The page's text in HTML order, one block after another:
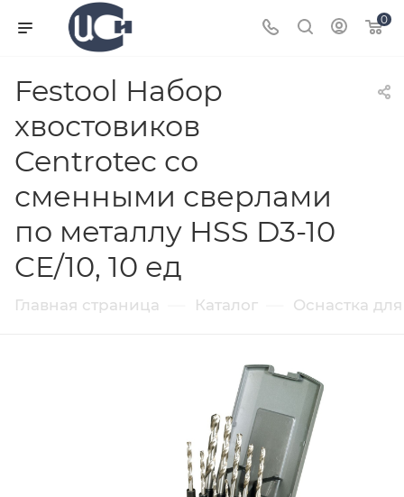
0
Festool Набор
хвостовиков
Centrotec со
сменными сверлами
по металлу HSS D3-10
CE/10, 10 ед
Главная страница Каталог Оснастка